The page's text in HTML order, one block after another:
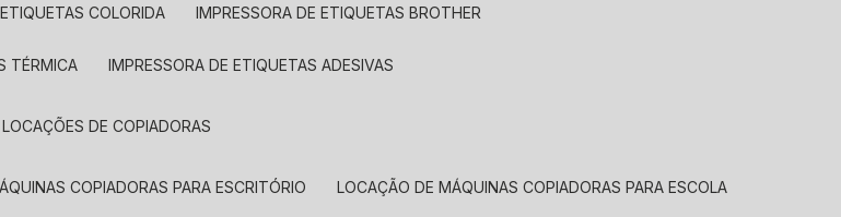
COLORIDA IMPRESSORA DE ETIQUETAS BROTHER
TÉRMICA IMPRESSORA DE ETIQUETAS ADESIVAS
LOCAÇÕES DE COPIADORAS
COPIADORAS PARA ESCRITÓRIO LOCAÇÃO DE MÁQUINAS COPIADORAS PARA ESCOLA